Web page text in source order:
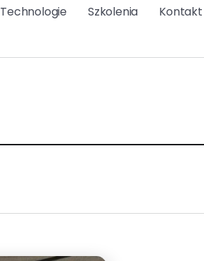
Technologie Szkolenia Kontakt